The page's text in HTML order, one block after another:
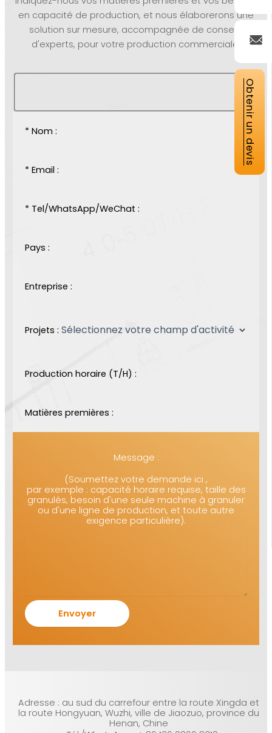
en capacité de production, et nous élaborerons une
solution sur mesure, accompagnée de conseils
d'experts, pour votre production commerciale.
* Nom :
* Email :
* Tel/WhatsApp/WeChat :
Pays :
Entreprise :
Projets :
Production horaire (T/H) :
Matières premières :
Message :
(Soumettez votre demande ici ,
par exemple : capacité horaire requise, taille des
granulés, besoin d'une seule machine à granuler
ou d'une ligne de production, et toute autre
exigence particulière).
Adresse : au sud du carrefour entre la route Xingda et
la route Hongyuan, Wuzhi, ville de Jiaozuo, province du
Henan, Chine
Obtenir un devis